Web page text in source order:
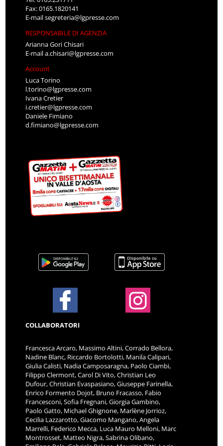
Fax: 0165.1820141
E-mailsegreteria@lgpresse.com
RESPONSABILE DI AGENZIA
Arianna Gori Chisari
E-maila.chisari@lgpresse.com
Account
Luca Torino
l.torino@lgpresse.com
Ivana Cretier
i.cretier@lgpresse.com
Daniele Fimiano
d.fimiano@lgpresse.com
COLLABORATORI
Francesca Arcaro, Massimo Altini, Corrado Bellora,
Nadine Blanc, Riccardo Bortolotti, Manila Calipari,
Giulia Calisti, Nadia Camposaragna, Paolo Ciambi,
Filippo Clermont, Carol Di Vito, Christian Leo
Dufour, Christian Evaspasiano, Giuseppe Farinella,
Enrico Formento Dojot, Bruno Fracasso, Fabio
Francesconi, Sofia Fregnani, Giorgia Gambino,
Paolo Gatto, Michael Ghignone, Marlène Jorrioz,
Cecilia Lazzarotto, Giacomo Mangano, Angela
Marrelli, Federico Mecca, Luca Mauro Melloni, Marc
Montrosset, Matteo Nigra, Sabrina Olibano,